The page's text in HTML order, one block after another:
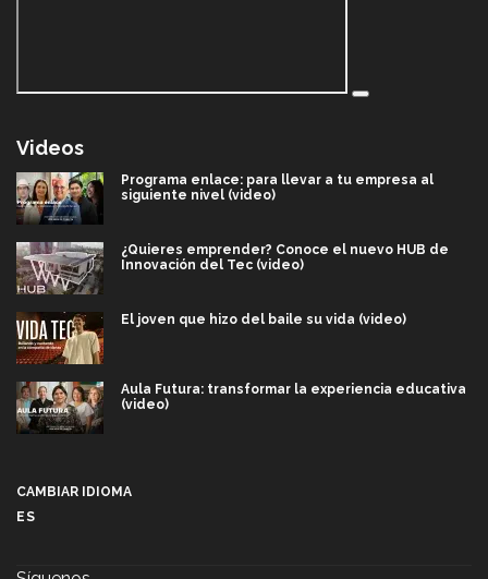
Videos
Programa enlace: para llevar a tu empresa al
siguiente nivel (video)
¿Quieres emprender? Conoce el nuevo HUB de
Innovación del Tec (video)
El joven que hizo del baile su vida (video)
Aula Futura: transformar la experiencia educativa
(video)
CAMBIAR IDIOMA
ES